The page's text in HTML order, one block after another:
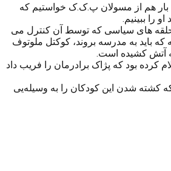
هم از مسولان پ.ک.ک خواستیم که
را ببینیم.
ترکیه گفت: گروه پ.ک.ک و برخی حلقه های سیاسی که توسط آن کنترل می
نفرت را به جوانان تزریق می کنند و آنها را تحت احاطۀ خود در می آورند. . داود اوغلو افزود: پ.ک.ک به دست بچه ها و جوانان ۸ ساله تا ۱۷ ساله که باید به مدرسه بروند، کوکتل ملوتوف
آتش کشیده است.
بود که پژاک برادرمان را فریب داد
مهم‌تر اینکه کشته شدن این کودکان را به وسیله‌یی